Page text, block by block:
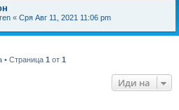
« Сря Авг 11, 2021 11:06 pm
• Страница 1 от 1
Иди на